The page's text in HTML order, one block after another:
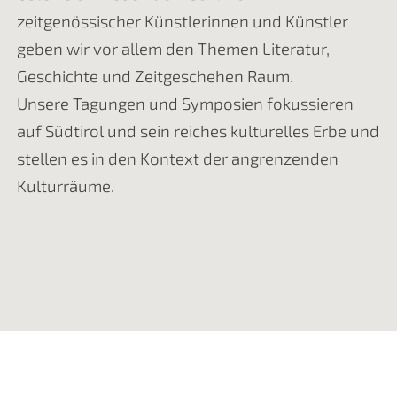
zeitgenössischer Künstlerinnen und Künstler
geben wir vor allem den Themen Literatur,
Geschichte und Zeitgeschehen Raum.
Unsere Tagungen und Symposien fokussieren
auf Südtirol und sein reiches kulturelles Erbe und
stellen es in den Kontext der angrenzenden
Kulturräume.